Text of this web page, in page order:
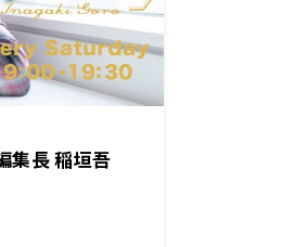
集長 稲垣吾